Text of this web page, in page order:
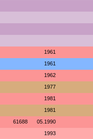
1961
1961
1962
1977
1981
1981
61688 05.1990
1993